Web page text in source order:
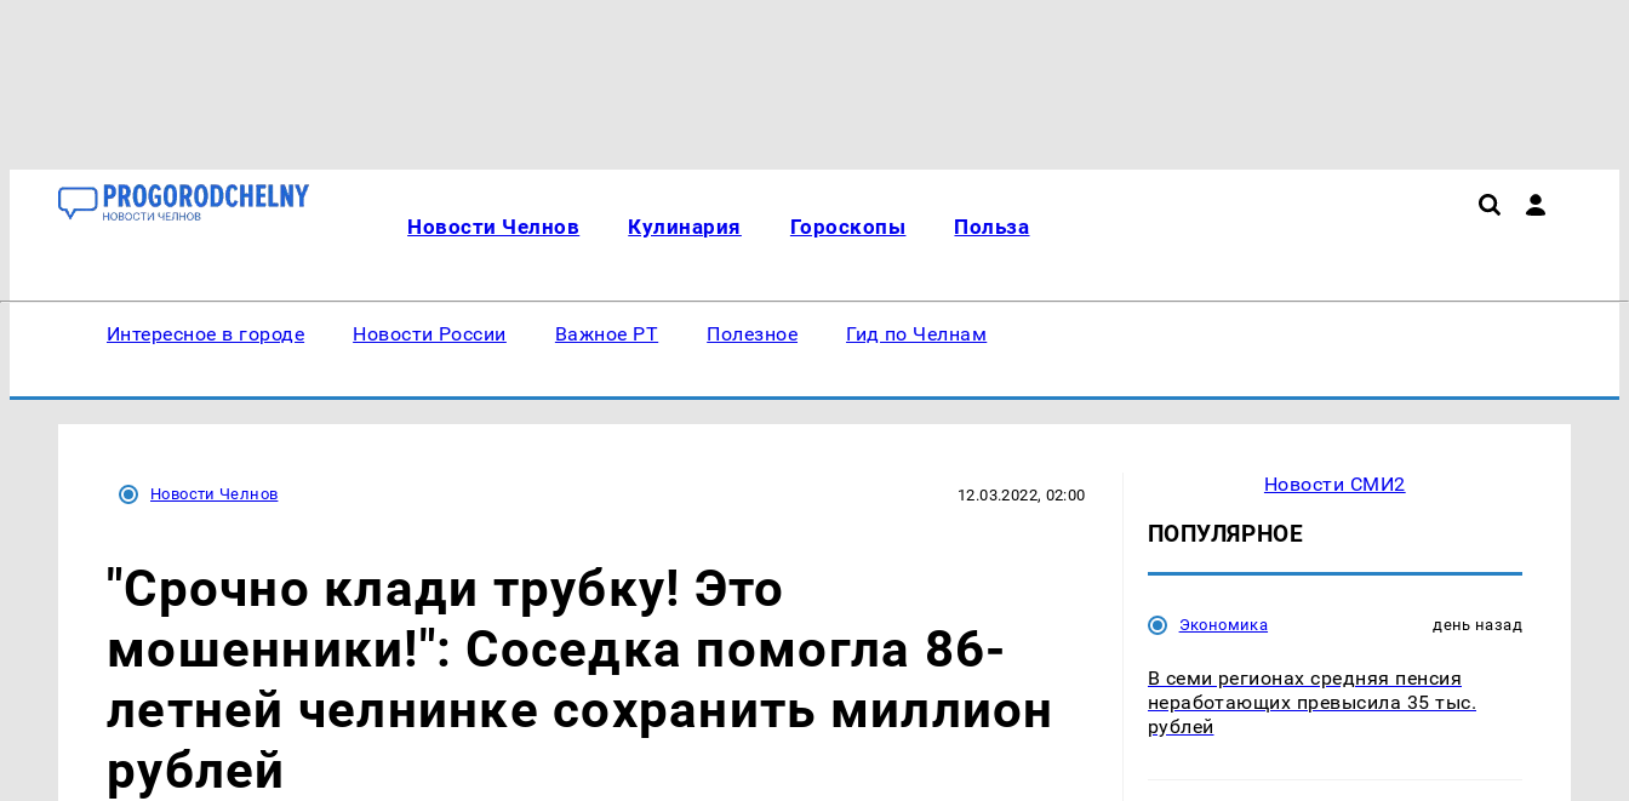
Новости Челнов Кулинария Гороскопы Польза
Интересное в городе Новости России Важное РТ Полезное Гид по Челнам
Новости Челнов 12.03.2022, 02:00
"Срочно клади трубку! Это
мошенники!": Соседка помогла 86-
летней челнинке сохранить миллион
рублей
Новости СМИ2
ПОПУЛЯРНОЕ
Экономика день назад
В семи регионах средняя пенсия
неработающих превысила 35 тыс.
рублей